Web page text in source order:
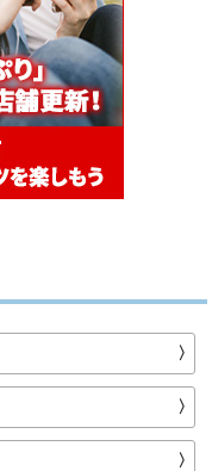
〉
〉
〉